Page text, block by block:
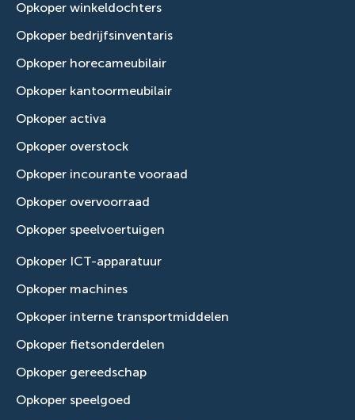
Opkoper winkeldochters
Opkoper bedrijfsinventaris
Opkoper horecameubilair
Opkoper kantoormeubilair
Opkoper activa
Opkoper overstock
Opkoper incourante vooraad
Opkoper overvoorraad
Opkoper speelvoertuigen
Opkoper ICT-apparatuur
Opkoper machines
Opkoper interne transportmiddelen
Opkoper fietsonderdelen
Opkoper gereedschap
Opkoper speelgoed